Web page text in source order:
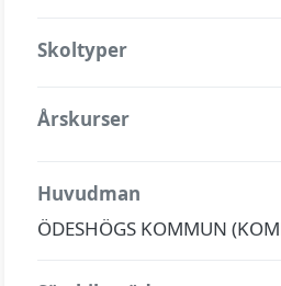
Skoltyper
Årskurser
Huvudman
ÖDESHÖGS KOMMUN